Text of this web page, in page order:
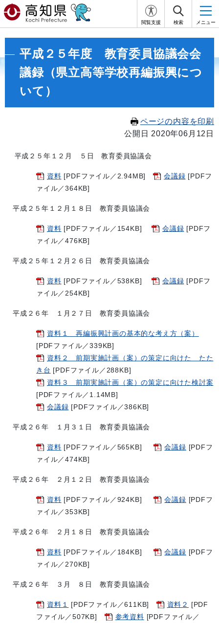
閲覧支援 検索 メニュー
平成２５年度 教育委員協議会会
議録（県立高等学校再編振興につ
いて）
ページの内容を印刷
公開日 2020年06月12日
平成２５年１２月 ５日 教育委員協議会
資料 [PDFファイル／2.94MB] 会議録 [PDFフ
ァイル／364KB]
平成２５年１２月１８日 教育委員協議会
資料 [PDFファイル／154KB] 会議録 [PDFフ
ァイル／476KB]
平成２５年１２月２６日 教育委員協議会
資料 [PDFファイル／538KB] 会議録 [PDFフ
ァイル／254KB]
平成２６年 １月２７日 教育委員協議会
資料１ 再編振興計画の基本的な考え方（案）
[PDFファイル／339KB]
資料２ 前期実施計画（案）の策定に向けた たた
き台 [PDFファイル／288KB]
資料３ 前期実施計画（案）の策定に向けた検討案
[PDFファイル／1.14MB]
会議録 [PDFファイル／386KB]
平成２６年 １月３１日 教育委員協議会
資料 [PDFファイル／565KB] 会議録 [PDFフ
ァイル／474KB]
平成２６年 ２月１２日 教育委員協議会
資料 [PDFファイル／924KB] 会議録 [PDFフ
ァイル／353KB]
平成２６年 ２月１８日 教育委員協議会
資料 [PDFファイル／184KB] 会議録 [PDFフ
ァイル／270KB]
平成２６年 ３月 ８日 教育委員協議会
資料１ [PDFファイル／611KB] 資料２
[PDF
ファイル／507KB]
参考資料 [PDFファイル／